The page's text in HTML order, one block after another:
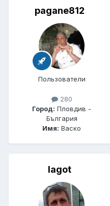
pagane812
Пользователи
280
Город: Пловдив -
България
Имя: Васко
lagot